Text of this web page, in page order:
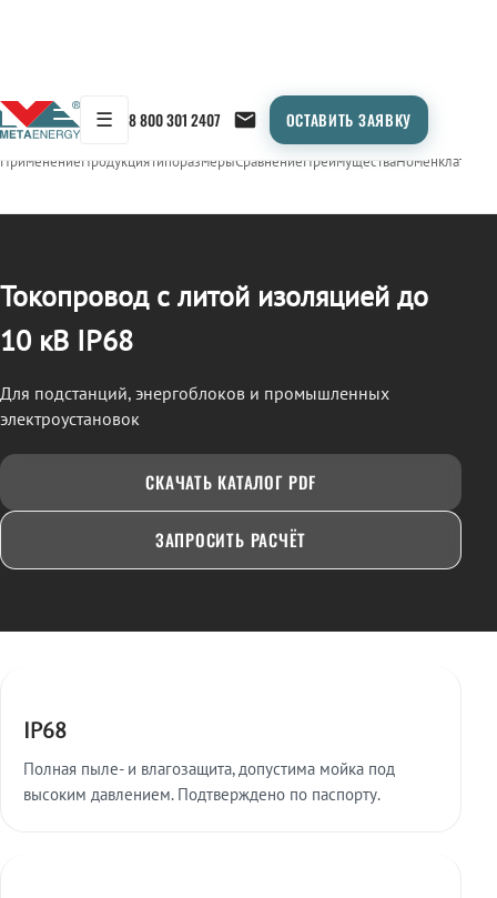
☰ 8 800 301 2407 ОСТАВИТЬ ЗАЯВКУ
← Продукция/ТОКОПРОВОД
ПрименениеПродукцияТипоразмерыСравнениеПреимуществаНоменклатура
Токопровод с литой изоляцией до
10 кВ IP68
Для подстанций, энергоблоков и промышленных
электроустановок
СКАЧАТЬ КАТАЛОГ PDF
ЗАПРОСИТЬ РАСЧЁТ
IP68
Полная пыле- и влагозащита, допустима мойка под
высоким давлением. Подтверждено по паспорту.